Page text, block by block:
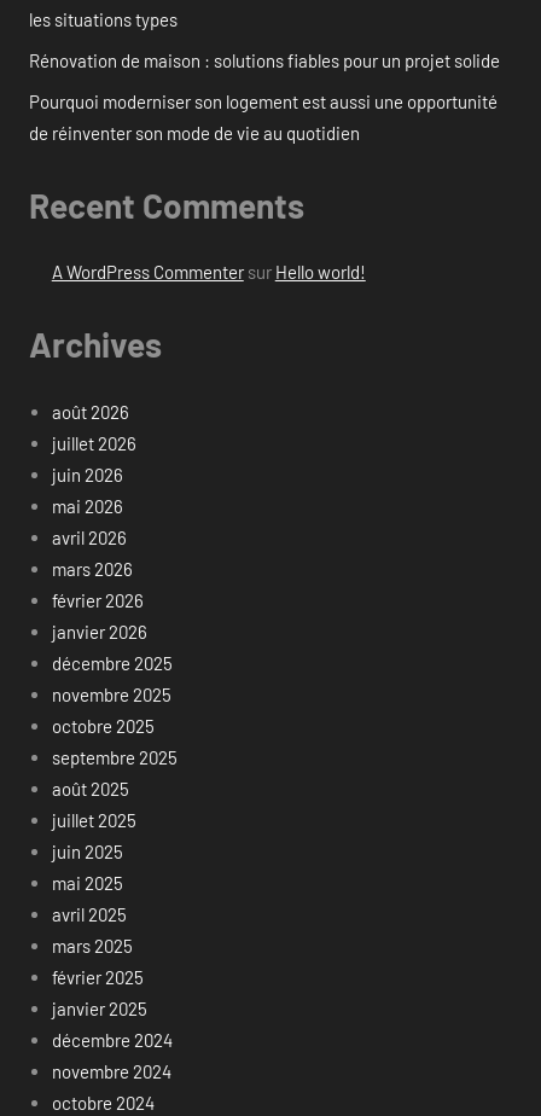
les situations types
Rénovation de maison : solutions fiables pour un projet solide
Pourquoi moderniser son logement est aussi une opportunité
de réinventer son mode de vie au quotidien
Recent Comments
A WordPress Commentersur Hello world!
Archives
août 2026
juillet 2026
juin 2026
mai 2026
avril 2026
mars 2026
février 2026
janvier 2026
décembre 2025
novembre 2025
octobre 2025
septembre 2025
août 2025
juillet 2025
juin 2025
mai 2025
avril 2025
mars 2025
février 2025
janvier 2025
décembre 2024
novembre 2024
octobre 2024